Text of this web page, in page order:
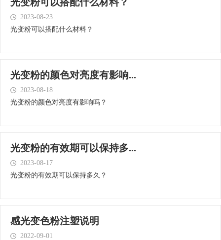
2023-08-23
光变粉可以搭配什么材料？
光变粉的颜色对亮度有影响...
2023-08-18
光变粉的颜色对亮度有影响吗？
光变粉的有效期可以保持多...
2023-08-17
光变粉的有效期可以保持多久？
感光变色粉注塑说明
2022-09-01